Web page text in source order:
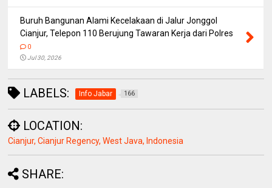
Buruh Bangunan Alami Kecelakaan di Jalur Jonggol
Cianjur, Telepon 110 Berujung Tawaran Kerja dari Polres
0
Jul 30, 2026
LABELS: Info Jabar 166
LOCATION:
Cianjur, Cianjur Regency, West Java, Indonesia
SHARE: